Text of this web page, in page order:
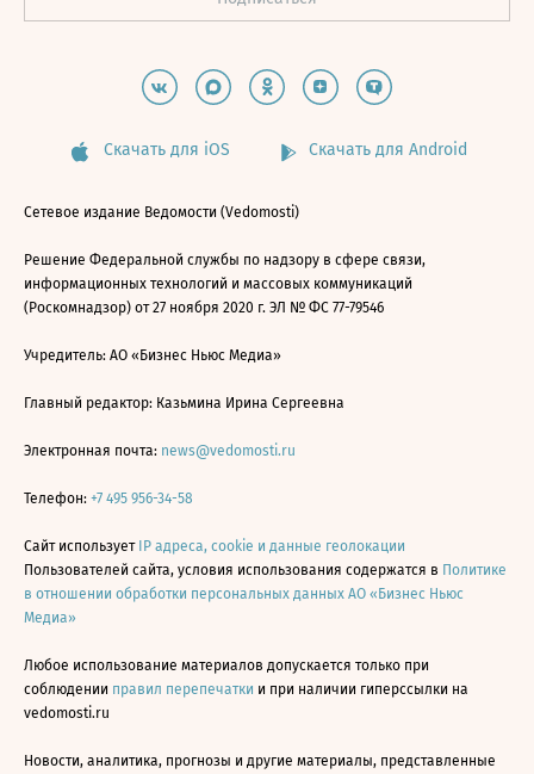
Скачать для iOS Скачать для Android
Сетевое издание Ведомости (Vedomosti)
Решение Федеральной службы по надзору в сфере связи,
информационных технологий и массовых коммуникаций
(Роскомнадзор) от 27 ноября 2020 г. ЭЛ № ФС 77-79546
Учредитель: АО «Бизнес Ньюс Медиа»
Главный редактор: Казьмина Ирина Сергеевна
Электронная почта: news@vedomosti.ru
Телефон: +7 495 956-34-58
Сайт использует IP адреса, cookie и данные геолокации
Пользователей сайта, условия использования содержатся в Политике
в отношении обработки персональных данных АО «Бизнес Ньюс
Медиа»
Любое использование материалов допускается только при
соблюдении правил перепечатки и при наличии гиперссылки на
vedomosti.ru
Новости, аналитика, прогнозы и другие материалы, представленные